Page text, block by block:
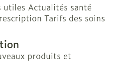
utiles Actualités santé
Tarifs des soins
produits et